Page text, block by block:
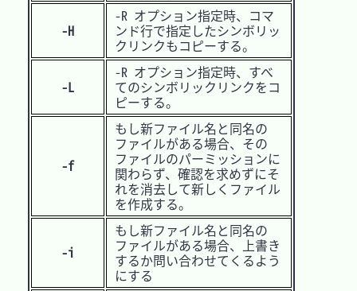
-H
-R オプション指定時、コマ
ンド行で指定したシンボリッ
クリンクもコピーする。
-L
-R オプション指定時、すべ
てのシンボリックリンクをコ
ピーする。
-f
もし新ファイル名と同名の
ファイルがある場合、その
ファイルのパーミッションに
関わらず、確認を求めずにそ
れを消去して新しくファイル
を作成する。
-i
もし新ファイル名と同名の
ファイルがある場合、上書き
するか問い合わせてくるよう
にする